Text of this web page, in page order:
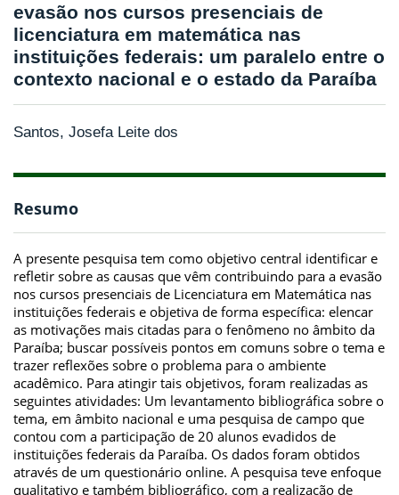
evasão nos cursos presenciais de
licenciatura em matemática nas
instituições federais: um paralelo entre o
contexto nacional e o estado da Paraíba
Santos, Josefa Leite dos
Resumo
A presente pesquisa tem como objetivo central identificar e
refletir sobre as causas que vêm contribuindo para a evasão
nos cursos presenciais de Licenciatura em Matemática nas
instituições federais e objetiva de forma específica: elencar
as motivações mais citadas para o fenômeno no âmbito da
Paraíba; buscar possíveis pontos em comuns sobre o tema e
trazer reflexões sobre o problema para o ambiente
acadêmico. Para atingir tais objetivos, foram realizadas as
seguintes atividades: Um levantamento bibliográfica sobre o
tema, em âmbito nacional e uma pesquisa de campo que
contou com a participação de 20 alunos evadidos de
instituições federais da Paraíba. Os dados foram obtidos
através de um questionário online. A pesquisa teve enfoque
qualitativo e também bibliográfico, com a realização de